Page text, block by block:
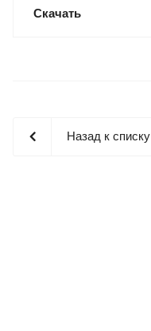
Скачать
Назад к списку